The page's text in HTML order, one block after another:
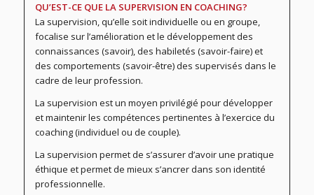
QU’EST-CE QUE LA SUPERVISION EN COACHING?
La supervision, qu’elle soit individuelle ou en groupe,
focalise sur l’amélioration et le développement des
connaissances (savoir), des habiletés (savoir-faire) et
des comportements (savoir-être) des supervisés dans le
cadre de leur profession.
La supervision est un moyen privilégié pour développer
et maintenir les compétences pertinentes à l’exercice du
coaching (individuel ou de couple).
La supervision permet de s’assurer d’avoir une pratique
éthique et permet de mieux s’ancrer dans son identité
professionnelle.